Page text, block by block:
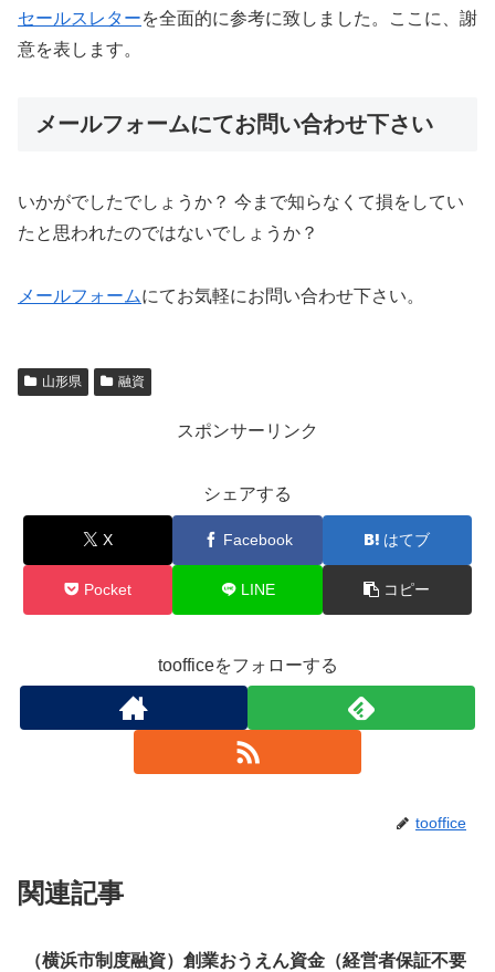
セールスレターを全面的に参考に致しました。ここに、謝
意を表します。
メールフォームにてお問い合わせ下さい
いかがでしたでしょうか？ 今まで知らなくて損をしてい
たと思われたのではないでしょうか？
メールフォームにてお気軽にお問い合わせ下さい。
山形県 融資
スポンサーリンク
シェアする
X Facebook はてブ
Pocket LINE コピー
toofficeをフォローする
tooffice
関連記事
（横浜市制度融資）創業おうえん資金（経営者保証不要